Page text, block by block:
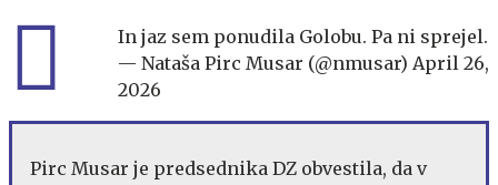
In jaz sem ponudila Golobu. Pa ni sprejel.
— Nataša Pirc Musar (@nmusar) April 26,
2026
Pirc Musar je predsednika DZ obvestila, da v